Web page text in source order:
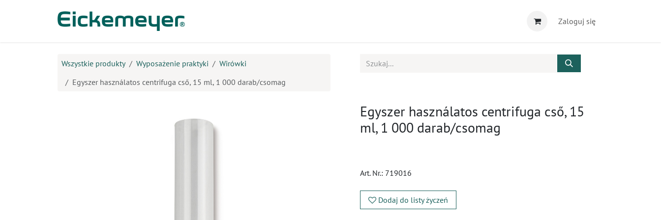
Zaloguj się
Wszystkie produkty Wyposażenie praktyki
Wirówki
Egyszer használatos centrifuga cső, 15 ml, 1 000 darab/csomag
Egyszer használatos centrifuga cső, 15
ml, 1 000 darab/csomag
Art. Nr.: 719016
Dodaj do listy życzeń